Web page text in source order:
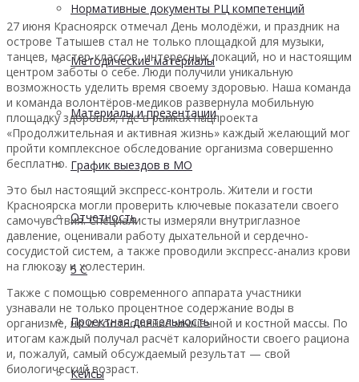
Нормативные документы РЦ компетенций
Методические материалы
Материалы и презентации
График выездов в МО
Отчетность
5 С
Проектная деятельность
Кейсы
27 июня Красноярск отмечал День молодёжи, и праздник на
острове Татышев стал не только площадкой для музыки,
танцев, мастер-классов, интересных локаций, но и настоящим
центром заботы о себе. Люди получили уникальную
возможность уделить время своему здоровью. Наша команда
и команда волонтёров-медиков развернула мобильную
площадку здоровья, где в рамках нацпроекта
«Продолжительная и активная жизнь» каждый желающий мог
пройти комплексное обследование организма совершенно
бесплатно.
Это был настоящий экспресс-контроль. Жители и гости
Красноярска могли проверить ключевые показатели своего
самочувствия. Специалисты измеряли внутриглазное
давление, оценивали работу дыхательной и сердечно-
сосудистой систем, а также проводили экспресс-анализ крови
на глюкозу и холестерин.
Также с помощью современного аппарата участники
узнавали не только процентное содержание воды в
организме, но и соотношение мышечной и костной массы. По
итогам каждый получал расчёт калорийности своего рациона
и, пожалуй, самый обсуждаемый результат — свой
биологический возраст.